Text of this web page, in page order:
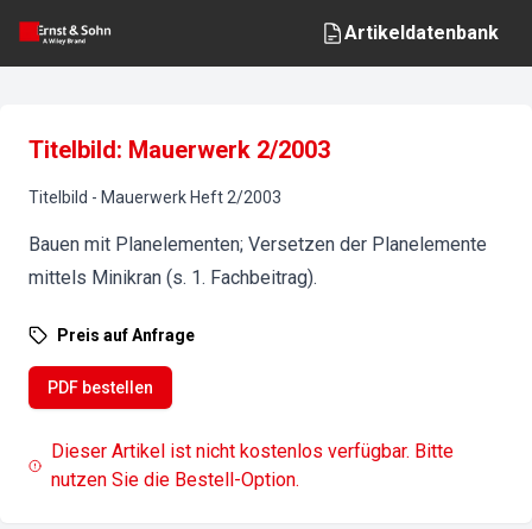
Artikeldatenbank
Titelbild: Mauerwerk 2/2003
Titelbild - Mauerwerk Heft 2/2003
Bauen mit Planelementen; Versetzen der Planelemente
mittels Minikran (s. 1. Fachbeitrag).
Preis auf Anfrage
PDF bestellen
Dieser Artikel ist nicht kostenlos verfügbar. Bitte
nutzen Sie die Bestell-Option.